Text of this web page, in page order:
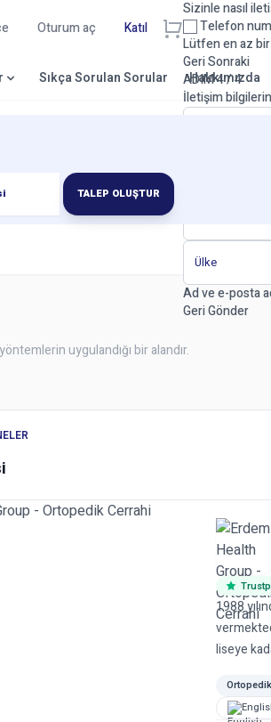
Oturum aç Katıl
Sizinle nasıl
Telefon
Lütfen en az
GeriSonraki
ADIM 4 / 4
İletişim
Ad ve e-posta
GeriGönder
Sıkça Sorulan Sorular Hakkımızda
TALEP OLUŞTUR
uygulandığı bir alandır.
1988
liseye